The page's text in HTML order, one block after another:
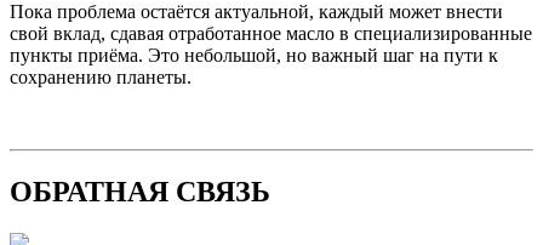
Пока проблема остаётся актуальной, каждый может внести
свой вклад, сдавая отработанное масло в специализированные
пункты приёма. Это небольшой, но важный шаг на пути к
сохранению планеты.
ОБРАТНАЯ СВЯЗЬ